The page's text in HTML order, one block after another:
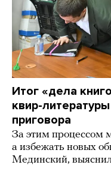
Итог «дела
квир-
приговора
За этим процессом
а избежать новых
Мединский,